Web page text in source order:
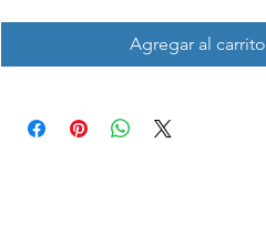
Agregar al carrito